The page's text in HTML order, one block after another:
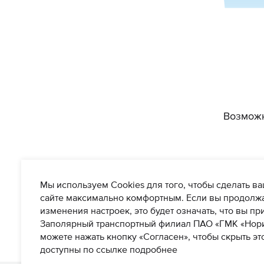
Мы используем Cookies для того, чтобы сделать
сайте максимально комфортным. Если вы
изменения настроек, это будет означать, что вы
Заполярный транспортный филиал ПАО «ГМК
можете нажать кнопку «Согласен», чтобы скрыть
доступны по ссылке подробнее